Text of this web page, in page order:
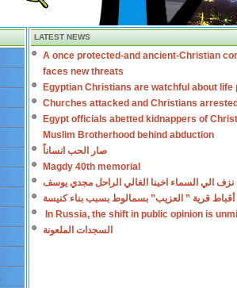
LATEST NEWS
A once protected-and ancient-Christian
faces new threats
Egyptian Christians are watchful about life
Churches attacked and Christians
Egypt officials abetted kidnappers of
Muslim Brotherhood behind abduction
صار الحب انساناً
Magdy 40th memorial
نزف الي السماء اخينا الغالي الراحل مجدي يوسف
أقباط قرية ” العزيب” بسمالوط بسبب بناء كنيسة
In Russia, the shift in public opinion is
السجدات الملعونة